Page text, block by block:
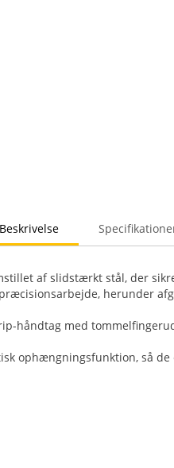
Beskrivelse
af slidstærkt stål, der
herunder
håndtag med
ophængningsfunktion, så de